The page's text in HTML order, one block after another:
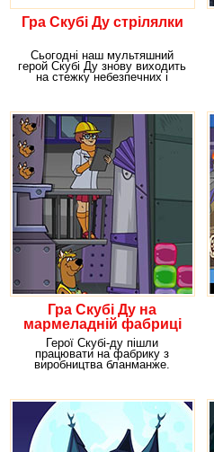
Гра Скубі Ду стрілялки
Сьогодні наш мультяшний
герой Скубі Ду знову виходить
на стежку небезпечних і
Гра Скубі Ду на
мармеладній фабриці
Герої Скубі-ду пішли
працювати на фабрику з
виробництва бланманже.